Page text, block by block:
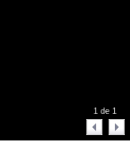
1 de 1